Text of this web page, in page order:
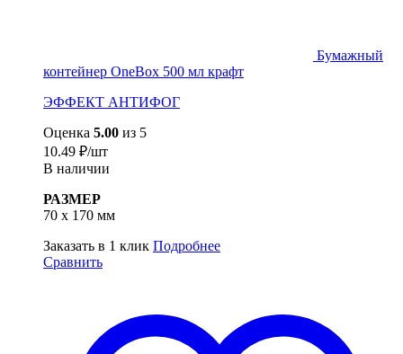
Бумажный
контейнер OneBox 500 мл крафт
ЭФФЕКТ АНТИФОГ
Оценка 5.00 из 5
10.49 ₽/шт
В наличии
РАЗМЕР
70 х 170 мм
Заказать в 1 клик Подробнее
Сравнить